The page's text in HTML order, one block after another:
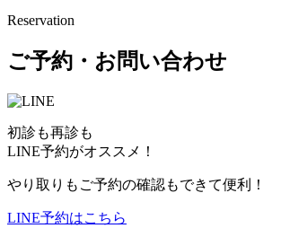
Reservation
ご予約・お問い合わせ
初診も再診も
LINE予約がオススメ！
やり取りもご予約の確認もできて便利！
LINE予約はこちら